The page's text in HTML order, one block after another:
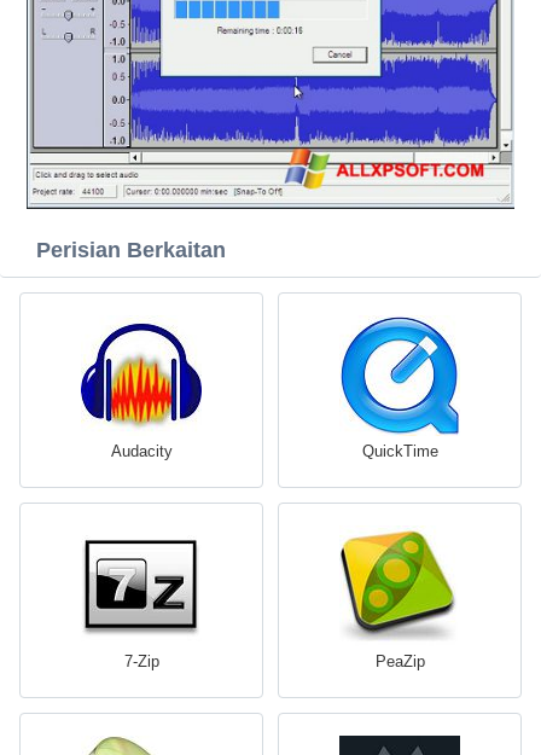
Perisian Berkaitan
Audacity QuickTime
7-Zip PeaZip